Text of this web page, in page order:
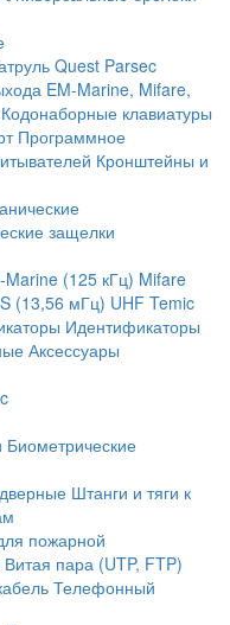
Quest Parsec
EM-Marine, Mifare,
Кодонаборные клавиатуры
Программное
Кронштейны и
защелки
Marine (125 кГц) Mifare
(13,56 мГц) UHF Temic
Идентификаторы
Аксессуары
Биометрические
Штанги и тяги к
пожарной
Витая пара (UTP, FTP)
Телефонный